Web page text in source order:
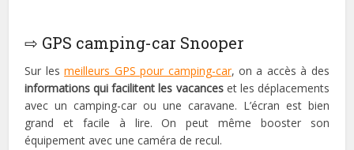
⇨ GPS camping-car Snooper
Sur lesmeilleurs GPS pour camping-car, on a accès à des
informations qui facilitent les vacanceset les déplacements
avec un camping-car ou une caravane. L’écran est bien
grand et facile à lire. On peut même booster son
équipement avec une caméra de recul.